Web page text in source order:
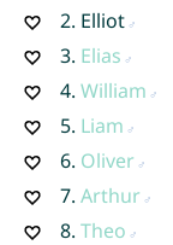
2. Elliot
3. Elias
4. William
5. Liam
6. Oliver
7. Arthur
8. Theo